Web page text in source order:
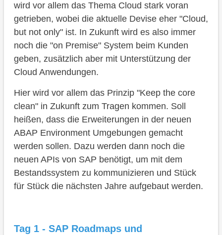
wird vor allem das Thema Cloud stark voran
getrieben, wobei die aktuelle Devise eher "Cloud,
but not only" ist. In Zukunft wird es also immer
noch die "on Premise" System beim Kunden
geben, zusätzlich aber mit Unterstützung der
Cloud Anwendungen.
Hier wird vor allem das Prinzip "Keep the core
clean" in Zukunft zum Tragen kommen. Soll
heißen, dass die Erweiterungen in der neuen
ABAP Environment Umgebungen gemacht
werden sollen. Dazu werden dann noch die
neuen APIs von SAP benötigt, um mit dem
Bestandssystem zu kommunizieren und Stück
für Stück die nächsten Jahre aufgebaut werden.
Tag 1 - SAP Roadmaps und